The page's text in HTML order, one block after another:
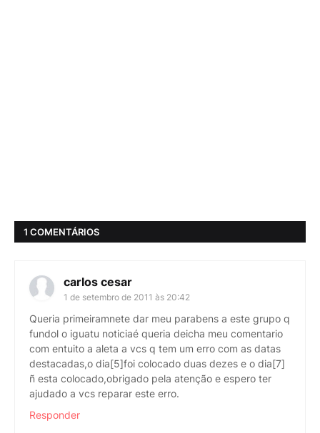
1 COMENTÁRIOS
carlos cesar
1 de setembro de 2011 às 20:42
Queria primeiramnete dar meu parabens a este grupo q
fundol o iguatu noticiaé queria deicha meu comentario
com entuito a aleta a vcs q tem um erro com as datas
destacadas,o dia[5]foi colocado duas dezes e o dia[7]
ñ esta colocado,obrigado pela atenção e espero ter
ajudado a vcs reparar este erro.
Responder